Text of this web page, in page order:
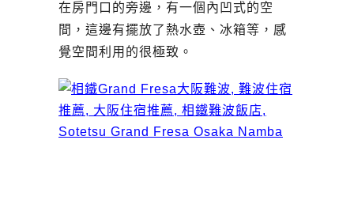
在房門口的旁邊，有一個內凹式的空
間，這邊有擺放了熱水壺、冰箱等，感
覺空間利用的很極致。